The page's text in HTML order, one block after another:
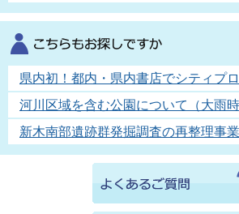
県内初！都内・県内書店でシティプ
河川区域を含む公園について（大雨時
新木南部遺跡群発掘調査の再整理事業